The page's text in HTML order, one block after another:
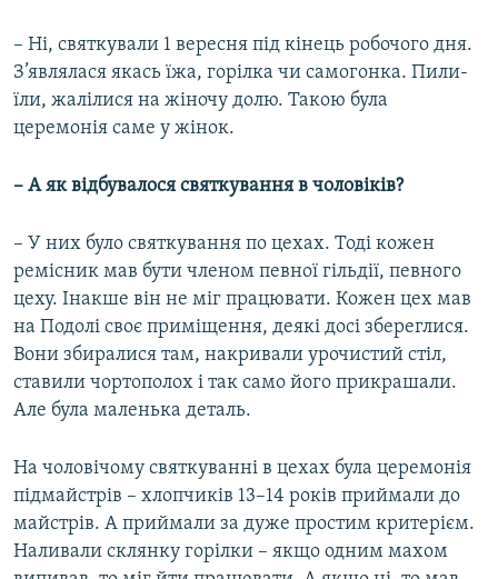
– Ні, святкували 1 вересня під кінець робочого дня.
З’являлася якась їжа, горілка чи самогонка. Пили-
їли, жалілися на жіночу долю. Такою була
церемонія саме у жінок.
– А як відбувалося святкування в чоловіків?
– У них було святкування по цехах. Тоді кожен
ремісник мав бути членом певної гільдії, певного
цеху. Інакше він не міг працювати. Кожен цех мав
на Подолі своє приміщення, деякі досі збереглися.
Вони збиралися там, накривали урочистий стіл,
ставили чортополох і так само його прикрашали.
Але була маленька деталь.
На чоловічому святкуванні в цехах була церемонія
підмайстрів – хлопчиків 13–14 років приймали до
майстрів. А приймали за дуже простим критерієм.
Наливали склянку горілки – якщо одним махом